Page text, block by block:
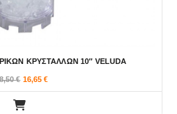
ΚΡΥΣΤΑΛΛΩΝ 10″ VELUDA
€ 16,65€